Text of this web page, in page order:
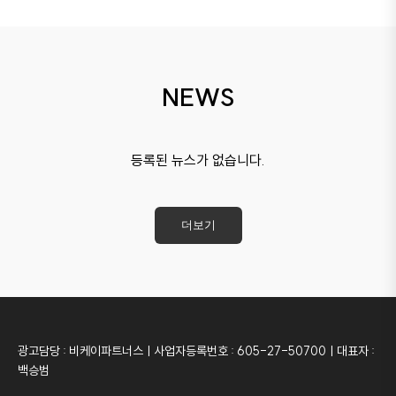
NEWS
등록된 뉴스가 없습니다.
더보기
광고담당 : 비케이파트너스ㅣ사업자등록번호 : 605-27-50700ㅣ대표자 :
백승범